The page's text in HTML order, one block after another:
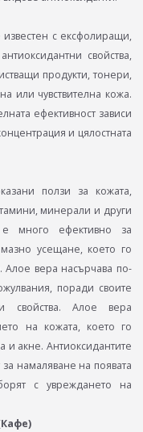
известен с ексфолиращи,
свойства,
продукти, тонери,
или чувствителна кожа.
ефективност зависи
и цялостната
ползи за кожата,
минерали и други
много ефективно за
усещане, което го
Алое вера насърчава по-
поради своите
свойства. Алое вера
на кожата, което го
и акне. Антиоксидантите
намаляване на появата
с увреждането на